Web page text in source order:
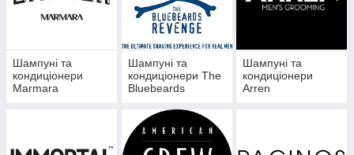
Шампуні та
кондиціонери
Marmara
Шампуні та
кондиціонери The
Bluebeards
Шампуні та
кондиціонери
Arren